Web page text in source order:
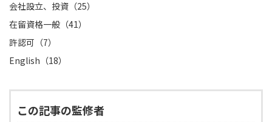
会社設立、投資（25）
在留資格一般（41）
許認可（7）
English（18）
この記事の監修者